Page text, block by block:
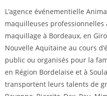
L’agence événementielle
maquilleuses professionnelles
maquillage à Bordeaux, en
Nouvelle Aquitaine au cours
public ou organisés pour la
en Région Bordelaise et à
transportent leurs talents de